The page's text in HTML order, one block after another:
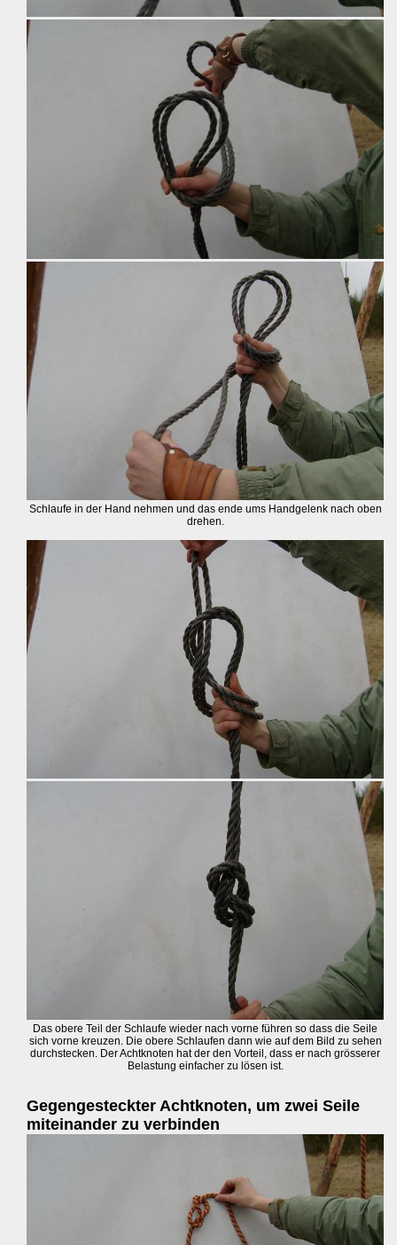
Schlaufe in der Hand nehmen und das ende ums Handgelenk nach oben
drehen.
Das obere Teil der Schlaufe wieder nach vorne führen so dass die Seile
sich vorne kreuzen. Die obere Schlaufen dann wie auf dem Bild zu sehen
durchstecken. Der Achtknoten hat der den Vorteil, dass er nach grösserer
Belastung einfacher zu lösen ist.
Gegengesteckter Achtknoten, um zwei Seile
miteinander zu verbinden